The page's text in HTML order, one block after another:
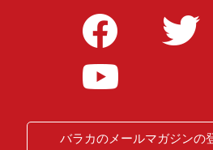
バラカのメールマガジンの